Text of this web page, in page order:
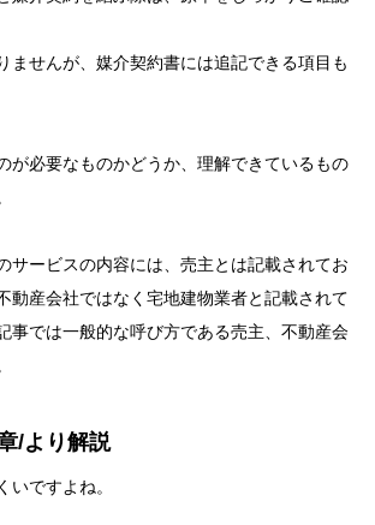
ませんが、媒介契約書には追記できる項目も
が必要なものかどうか、理解できているもの
サービスの内容には、売主とは記載されてお
動産会社ではなく宅地建物業者と記載されて
事では一般的な呼び方である売主、不動産会
/より解説
いですよね。